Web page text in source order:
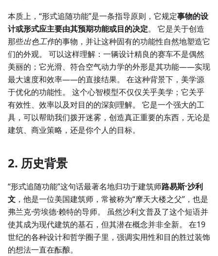
本质上，“形式追随功能”是一条指导原则，它规定事物的设
计或形式应主要由其预期功能或目的决定。 它是关于创造
那些出色工作的事物，并让这种固有的功能性自然地塑造它
们的外观。 可以这样理解：一辆设计精良的赛车不是偶然
美丽的；它光滑、符合空气动力学的外形是其功能——实现
最大速度和效率——的直接结果。 在这种背景下，美学源
于优化的功能性。 这个心智模型不仅仅关乎美学；它关乎
有效性、效率以及对目的的深刻理解。 它是一个强大的工
具，可以帮助我们拨开迷雾，创造真正重要的东西，无论是
建筑、商业策略，还是你个人的目标。
2. 历史背景
“形式追随功能”这句话最著名地归功于建筑师路易斯·沙利
文 ，他是一位美国建筑师，常被称为“摩天大楼之父”，也是
弗兰克·劳埃德·赖特的导师。 虽然沙利文普及了这个短语并
使其成为现代建筑的基石，但其潜在概念并非全新。 在19
世纪的各种设计和哲学圈子里，强调实用性和目的胜过装饰
的想法一直在酝酿。